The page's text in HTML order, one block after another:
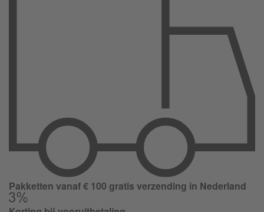
Pakketten vanaf € 100 gratis verzending in Nederland